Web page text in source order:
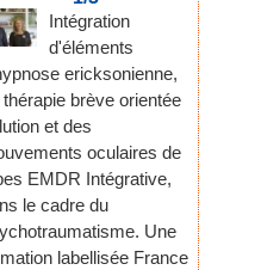
Intégration
d'éléments
ericksonienne,
thérapie brève orientée
et des
oculaires de
EMDR Intégrative,
le cadre du
Une
labellisée France